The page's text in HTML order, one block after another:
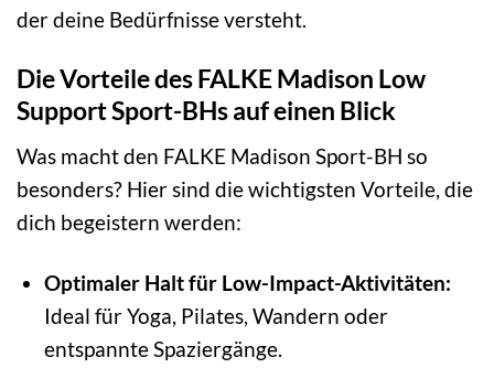
der deine Bedürfnisse versteht.
Die Vorteile des FALKE Madison Low
Support Sport-BHs auf einen Blick
Was macht den FALKE Madison Sport-BH so
besonders? Hier sind die wichtigsten Vorteile, die
dich begeistern werden:
Optimaler Halt für Low-Impact-Aktivitäten:
Ideal für Yoga, Pilates, Wandern oder
entspannte Spaziergänge.